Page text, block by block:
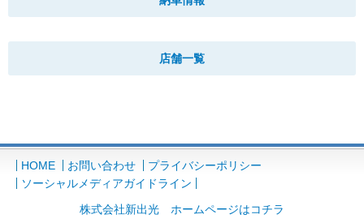
店舗一覧
HOME お問い合わせ
プライバシーポリシー
ソーシャルメディアガイドライン
株式会社新出光 ホームページはコチラ